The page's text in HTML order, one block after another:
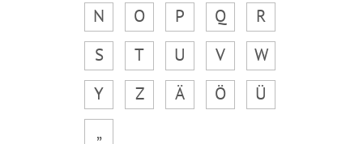
N
O P Q
R
S
T U V
W
Y
Z Ä Ö
Ü
„